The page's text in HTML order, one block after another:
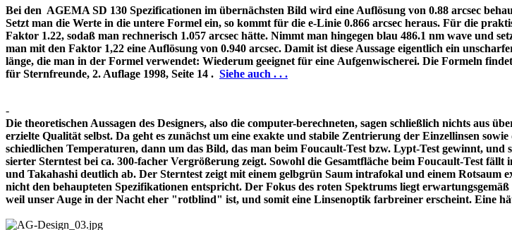
Bei den AGEMA SD 130 Spezificationen im übernächsten Bild wird eine Auflösung von 0.88 arcsec
Setzt man die Werte in die untere Formel ein, so kommt für die e-Linie 0.866 arcsec heraus. Für die
Faktor 1.22, sodaß man rechnerisch 1.057 arcsec hätte. Nimmt man hingegen blau 486.1 nm wave und
man mit den Faktor 1,22 eine Auflösung von 0.940 arcsec. Damit ist diese Aussage eigentlich ein
länge, die man in der Formel verwendet: Wiederum geeignet für eine Aufgenwischerei. Die Formeln
für Sternfreunde, 2. Auflage 1998, Seite 14 . Siehe auch . . .
-
Die theoretischen Aussagen des Designers, also die computer-berechneten, sagen schließlich nichts aus
erzielte Qualität selbst. Da geht es zunächst um eine exakte und stabile Zentrierung der Einzellinsen
schiedlichen Temperaturen, dann um das Bild, das man beim Foucault-Test bzw. Lypt-Test gewinnt, und
sierter Sterntest bei ca. 300-facher Vergrößerung zeigt. Sowohl die Gesamtfläche beim Foucault-Test fällt
und Takahashi deutlich ab. Der Sterntest zeigt mit einem gelbgrün Saum intrafokal und einem Rotsaum
nicht den behaupteten Spezifikationen entspricht. Der Fokus des roten Spektrums liegt
weil unser Auge in der Nacht eher "rotblind" ist, und somit eine Linsenoptik farbreiner erscheint.